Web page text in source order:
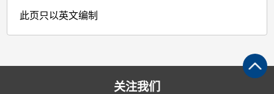
此页只以英文编制
关注我们